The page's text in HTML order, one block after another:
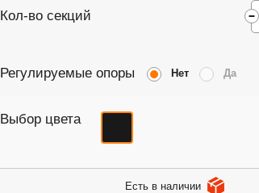
Кол-во секций
Регулируемые опоры Нет Да
Выбор цвета
Есть в наличии